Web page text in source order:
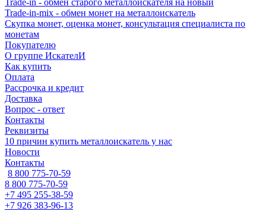
Trade-in - обмен старого металлоискателя на новый
Trade-in-mix - обмен монет на металлоискатель
Скупка монет, оценка монет, консультация специалиста по
монетам
Покупателю
О группе ИскателИ
Как купить
Оплата
Рассрочка и кредит
Доставка
Вопрос - ответ
Контакты
Реквизиты
10 причин купить металлоискатель у нас
Новости
Контакты
8 800 775-70-59
8 800 775-70-59
+7 495 255-38-59
+7 926 383-96-13